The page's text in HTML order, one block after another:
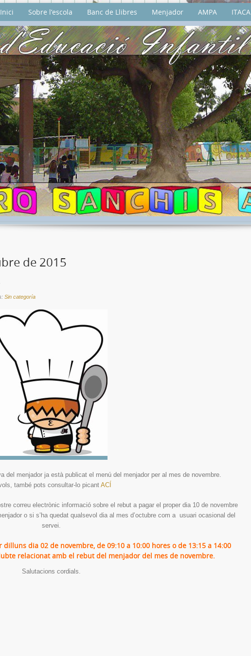
Inici Sobre l’escola Banc de Llibres Menjador AMPA ITACA
de 2015
Sin categoría
del menjador ja està publicat el menú del menjador per al mes de novembre.
també pots consultar-lo picant ACÍ
correu electrònic informació sobre el rebut a pagar el proper dia 10 de novembre
o si s’ha quedat qualsevol dia al mes d’octubre com a usuari ocasional del
servei.
dia 02 de novembre, de 09:10 a 10:00 hores o de 13:15 a 14:00
relacionat amb el rebut del menjador del mes de novembre.
Salutacions cordials.